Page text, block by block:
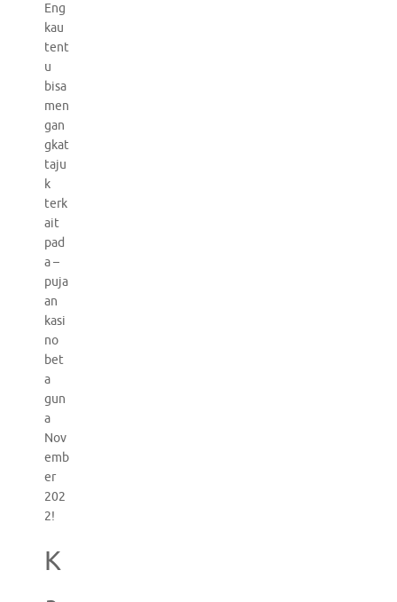
Eng
kau
tent
u
bisa
men
gan
gkat
taju
k
terk
ait
pad
a –
puja
an
kasi
no
bet
a
gun
a
Nov
emb
er
202
2!
K